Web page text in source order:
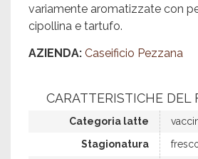
variamente aromatizzate con
cipollina e tartufo.
AZIENDA: Caseificio Pezzana
CARATTERISTICHE DEL
Categoria latte
Stagionatura